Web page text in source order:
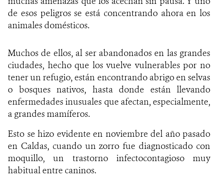
de esos peligros se está concentrando ahora en los
animales domésticos.
Muchos de ellos, al ser abandonados en las grandes
ciudades, hecho que los vuelve vulnerables por no
tener un refugio, están encontrando abrigo en selvas
o bosques nativos, hasta donde están llevando
enfermedades inusuales que afectan, especialmente,
a grandes mamíferos.
Esto se hizo evidente en noviembre del año pasado
en Caldas, cuando un zorro fue diagnosticado con
moquillo, un trastorno infectocontagioso muy
habitual entre caninos.